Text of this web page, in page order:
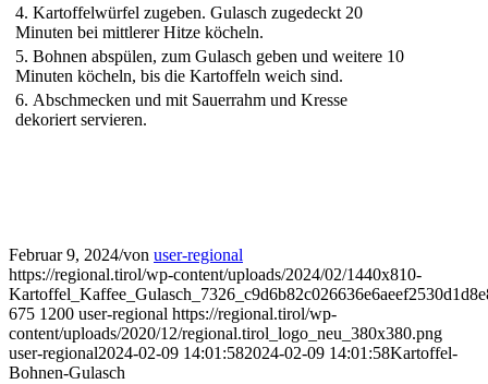
4. Kartoffelwürfel zugeben. Gulasch zugedeckt 20
Minuten bei mittlerer Hitze köcheln.
5. Bohnen abspülen, zum Gulasch geben und weitere 10
Minuten köcheln, bis die Kartoffeln weich sind.
6. Abschmecken und mit Sauerrahm und Kresse
dekoriert servieren.
Februar 9, 2024/von user-regional
https://regional.tirol/wp-content/uploads/2024/02/1440x810-
675 1200 user-regional https://regional.tirol/wp-
content/uploads/2020/12/regional.tirol_logo_neu_380x380.png
user-regional2024-02-09 14:01:582024-02-09 14:01:58Kartoffel-
Bohnen-Gulasch